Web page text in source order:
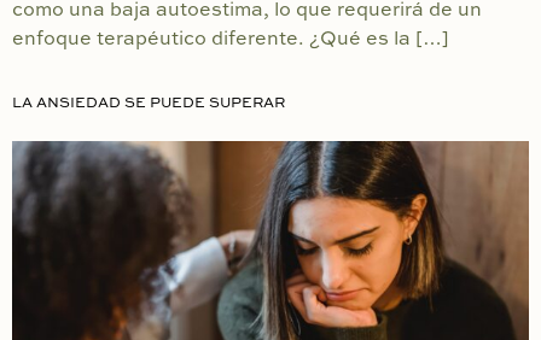
como una baja autoestima, lo que requerirá de un
enfoque terapéutico diferente. ¿Qué es la […]
LA ANSIEDAD SE PUEDE SUPERAR